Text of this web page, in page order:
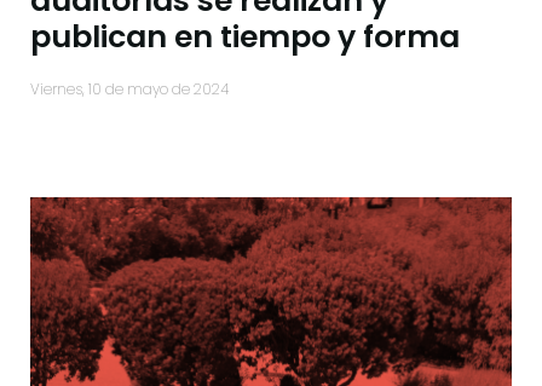
publican en tiempo y forma
viernes, 10 de mayo de 2024